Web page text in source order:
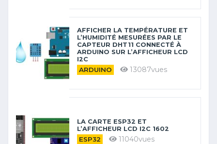
AFFICHER LA TEMPÉRATURE ET
L’HUMIDITÉ MESURÉES PAR LE
CAPTEUR DHT11 CONNECTÉ À
ARDUINO SUR L’AFFICHEUR LCD
I2C
ARDUINO 13087vues
LA CARTE ESP32 ET
L’AFFICHEUR LCD I2C 1602
ESP32 11040vues